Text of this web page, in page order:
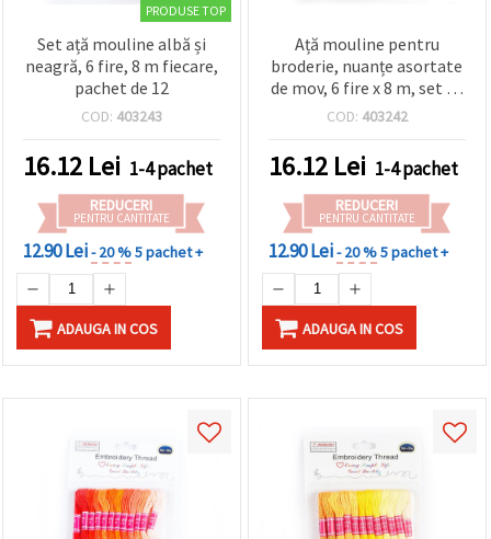
PRODUSE TOP
Set ață mouline albă și
neagră, 6 fire, 8 m fiecare,
pachet de 12
COD: 403243
16.12 Lei 1-4 pachet
REDUCERI
PENTRU CANTITATE
12.90 Lei- 20 %5 pachet +
ADAUGA IN COS
Ață mouline pentru
broderie, nuanțe asortate
de mov, 6 fire x 8 m, set 12
buc.
COD: 403242
16.12 Lei 1-4 pachet
REDUCERI
PENTRU CANTITATE
12.90 Lei- 20 %5 pachet +
ADAUGA IN COS